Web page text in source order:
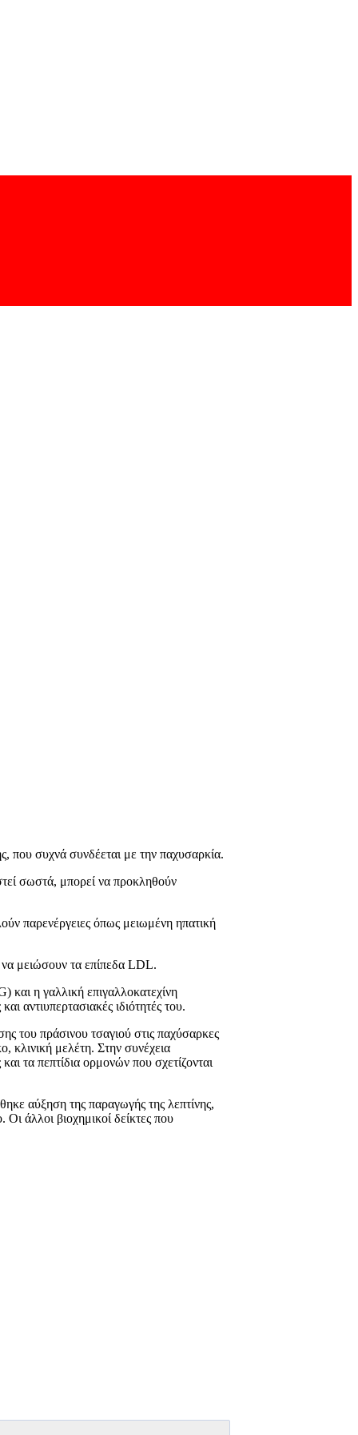
που συχνά συνδέεται με την παχυσαρκία.
σωστά, μπορεί να προκληθούν
παρενέργειες όπως μειωμένη ηπατική
μειώσουν τα επίπεδα LDL.
και η γαλλική επιγαλλοκατεχίνη
αντιυπερτασιακές ιδιότητές του.
του πράσινου τσαγιού στις παχύσαρκες
κλινική μελέτη. Στην συνέχεια
τα πεπτίδια ορμονών που σχετίζονται
αύξηση της παραγωγής της λεπτίνης,
άλλοι βιοχημικοί δείκτες που